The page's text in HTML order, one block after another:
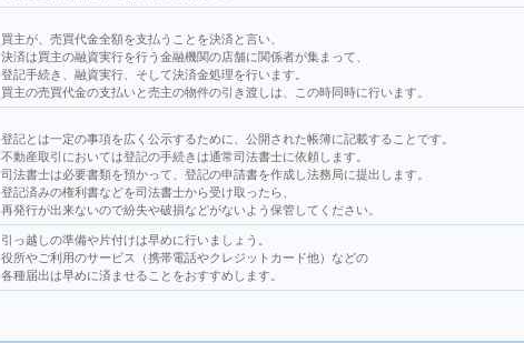
買主が、売買代金全額を支払うことを決済と言い、
決済は買主の融資実行を行う金融機関の店舗に関係者が集まって、
登記手続き、融資実行、そして決済金処理を行います。
買主の売買代金の支払いと売主の物件の引き渡しは、この時同時に行います。
登記とは一定の事項を広く公示するために、公開された帳簿に記載することです。
不動産取引においては登記の手続きは通常司法書士に依頼します。
司法書士は必要書類を預かって、登記の申請書を作成し法務局に提出します。
登記済みの権利書などを司法書士から受け取ったら、
再発行が出来ないので紛失や破損などがないよう保管してください。
引っ越しの準備や片付けは早めに行いましょう。
役所やご利用のサービス（携帯電話やクレジットカード他）などの
各種届出は早めに済ませることをおすすめします。